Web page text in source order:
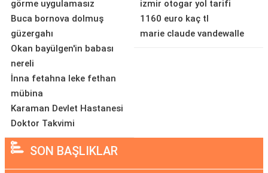
görme uygulamasız
Buca bornova dolmuş
güzergahı
Okan bayülgen'in babası
nereli
İnna fetahna leke fethan
mübina
Karaman Devlet Hastanesi
Doktor Takvimi
izmir otogar yol tarifi
1160 euro kaç tl
marie claude vandewalle
SON BAŞLIKLAR